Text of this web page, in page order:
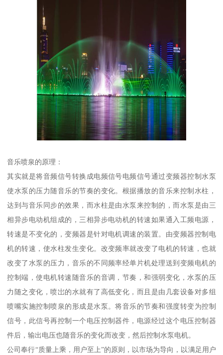
音乐喷泉的原理：
其实就是将音频信号转换成电频信号电频信号通过变频器控制水泵
使水泵的压力随音乐的节奏的变化。根据播放的音乐来控制水柱，
达到与音乐同步的效果，而水柱是由水泵来控制的，而水泵是由三
相异步电动机组成的，三相异步电动机的转速如果通入工频电源，
转速是不变化的，变频器是针对电机调速的装置。由变频器控制电
机的转速，使水柱发生变化。改变频率就改变了电机的转速，也就
改变了水泵的压力，音乐的不同频率经单片机处理送到变频电机的
控制端，使电机转速随音乐的音调，节奏，和强弱变化，水泵的压
力随之变化，喷岀的水就有了高低变化，而且是由几套设备对多组
喷嘴实施控制喷泉的形成是水泵。将音乐的节奏和强度转变为控制
信号，此信号再控制一个电压控制器件，电源经过这个电压控制器
件后，输出电压也随音乐的变化而改变，然后控制水泵电机。
公司奉行“质量上乘，用户至上”的原则，以市场为导向，以满足用户